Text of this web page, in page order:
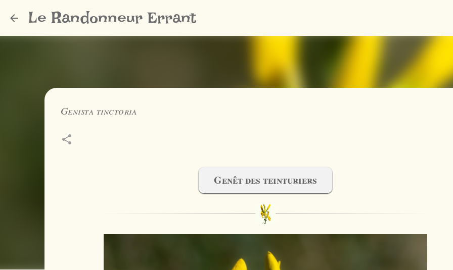
Le Randonneur Errant
Genista tinctoria
Genêt des teinturiers